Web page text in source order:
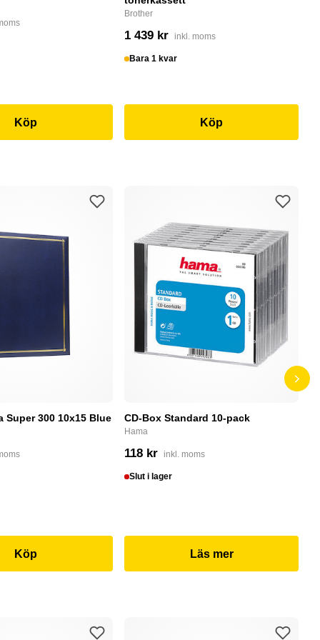
Köp
Brother
1 439 kr inkl. moms
Bara 1 kvar
Köp
Super 300 10x15 Blue
Köp
CD-Box Standard 10-pack
Hama
118 kr inkl. moms
Slut i lager
Läs mer